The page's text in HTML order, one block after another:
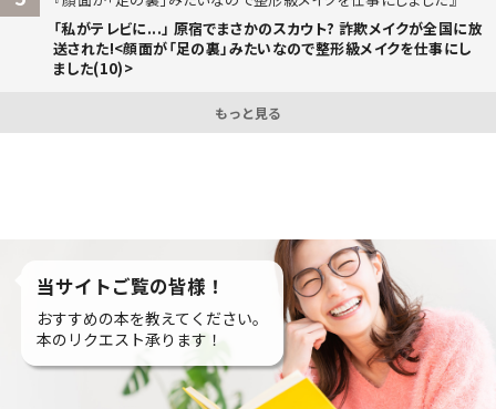
「私がテレビに...」 原宿でまさかのスカウト? 詐欺メイクが全国に放
送された!<顔面が「足の裏」みたいなので整形級メイクを仕事にし
ました(10)>
もっと見る
当サイトご覧の皆様！
おすすめの本を教えてください。
本のリクエスト承ります！